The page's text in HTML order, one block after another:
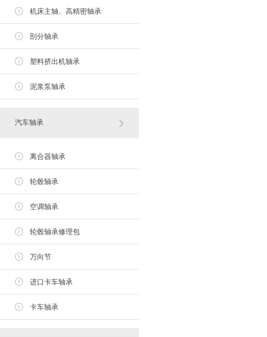
机床主轴、高精密轴承
剖分轴承
塑料挤出机轴承
泥浆泵轴承
汽车轴承
离合器轴承
轮毂轴承
空调轴承
轮毂轴承修理包
万向节
进口卡车轴承
卡车轴承